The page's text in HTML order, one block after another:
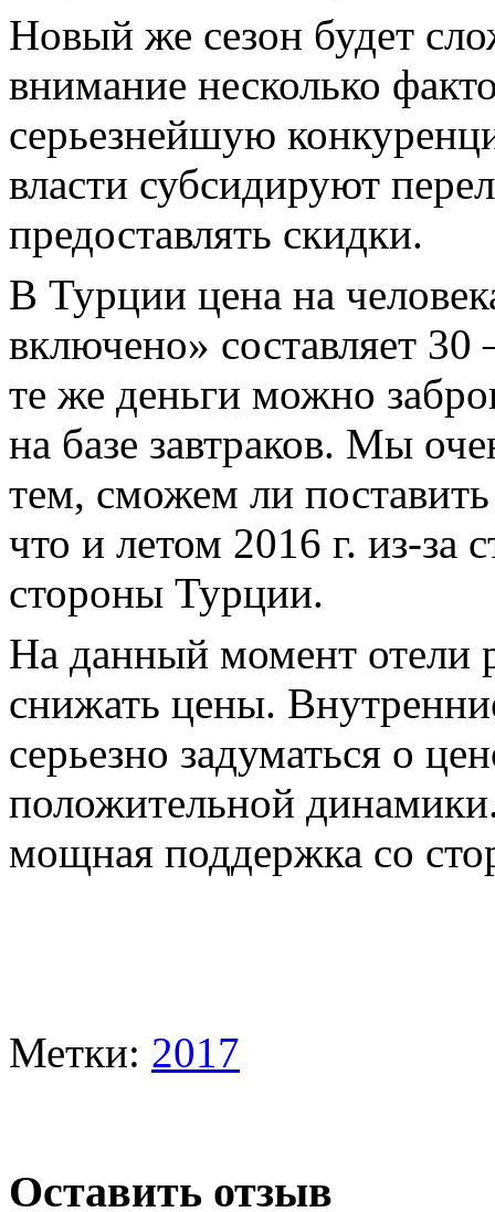
Новый же сезон будет
внимание несколько
серьезнейшую
власти субсидируют
предоставлять скидки.
В Турции цена на
включено» составляет
те же деньги можно
на базе завтраков. Мы
тем, сможем ли
что и летом 2016 г. из-за
стороны Турции.
На данный момент отели
снижать цены.
серьезно задуматься о
положительной
мощная поддержка со
Метки: 2017
Оставить отзыв